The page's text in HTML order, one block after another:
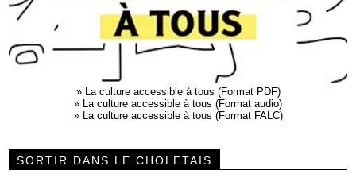
» La culture accessible à tous (Format PDF)
» La culture accessible à tous (Format audio)
» La culture accessible à tous (Format FALC)
SORTIR DANS LE CHOLETAIS